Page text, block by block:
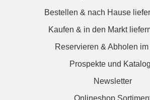
Bestellen & nach Hause
Kaufen & in den Markt
Reservieren & Abholen
Prospekte und
Newsletter
Onlineshop